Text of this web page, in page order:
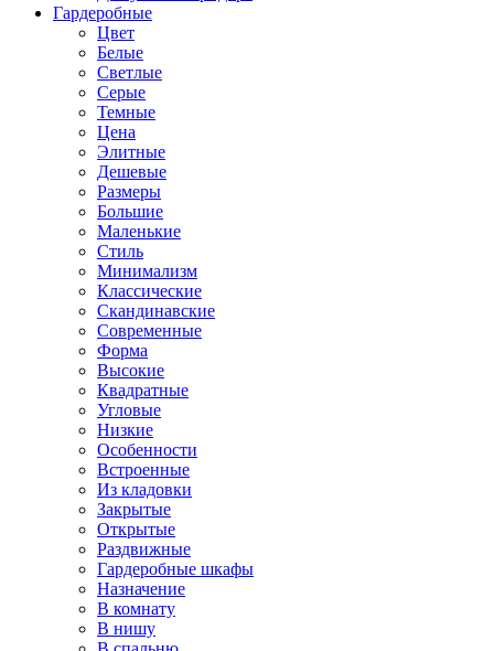
Гардеробные
Цвет
Белые
Светлые
Серые
Темные
Цена
Элитные
Дешевые
Размеры
Большие
Маленькие
Стиль
Минимализм
Классические
Скандинавские
Современные
Форма
Высокие
Квадратные
Угловые
Низкие
Особенности
Встроенные
Из кладовки
Закрытые
Открытые
Раздвижные
Гардеробные шкафы
Назначение
В комнату
В нишу